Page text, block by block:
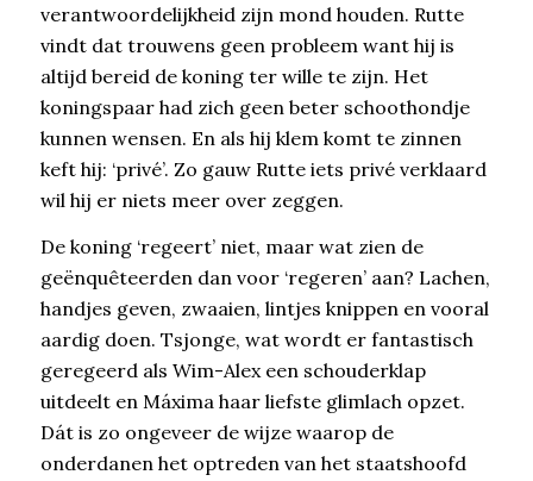
verantwoordelijkheid zijn mond houden. Rutte
vindt dat trouwens geen probleem want hij is
altijd bereid de koning ter wille te zijn. Het
koningspaar had zich geen beter schoothondje
kunnen wensen. En als hij klem komt te zinnen
keft hij: ‘privé’. Zo gauw Rutte iets privé verklaard
wil hij er niets meer over zeggen.
De koning ‘regeert’ niet, maar wat zien de
geënquêteerden dan voor ‘regeren’ aan? Lachen,
handjes geven, zwaaien, lintjes knippen en vooral
aardig doen. Tsjonge, wat wordt er fantastisch
geregeerd als Wim-Alex een schouderklap
uitdeelt en Máxima haar liefste glimlach opzet.
Dát is zo ongeveer de wijze waarop de
onderdanen het optreden van het staatshoofd